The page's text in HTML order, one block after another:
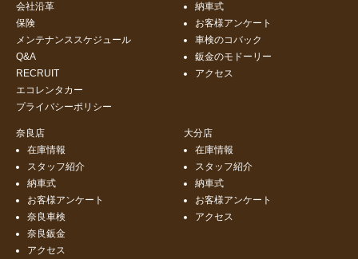
会社沿革
保険
メンテナンススケジュール
Q&A
RECRUIT
エコレンタカー
プライバシーポリシー
納車式
お客様アンケート
車検のコバック
鈑金のモドーリー
アクセス
奈良店
在庫情報
スタッフ紹介
納車式
お客様アンケート
奈良車検
奈良鈑金
アクセス
大分店
在庫情報
スタッフ紹介
納車式
お客様アンケート
アクセス